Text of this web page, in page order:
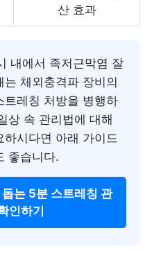
산 효과
내에서 족저근막염 잘
체외충격파 장비의
트레칭 처방을 병행하
상 속 관리법에 대해
시다면 아래 가이드
좋습니다.
는 5분 스트레칭 관
인하기